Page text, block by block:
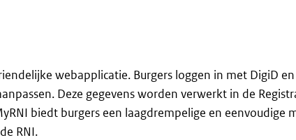
webapplicatie. Burgers loggen in met DigiD
Deze gegevens worden verwerkt in de
biedt burgers een laagdrempelige en
RNI.